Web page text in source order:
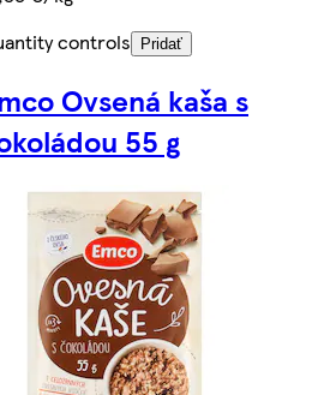
controls
Pridať
Ovsená kaša s
55 g